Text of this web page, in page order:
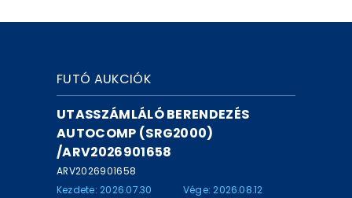
FUTÓ AUKCIÓK
UTASSZÁMLÁLÓ BERENDEZÉS
AUTOCOMP (SRG2000)
/ARV2026901658
ARV2026901658
Kezdete: 2026.07.30
Vége: 2026.08.12